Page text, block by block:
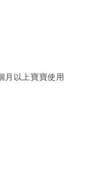
月以上寶寶使用